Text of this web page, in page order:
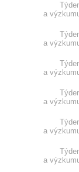
a
a
a
a
a
a